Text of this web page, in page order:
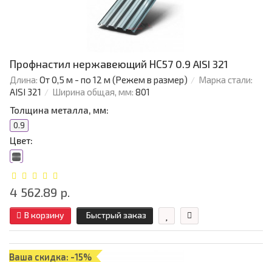
Профнастил нержавеющий НС57 0.9 AISI 321
Длина: От 0,5 м - по 12 м (Режем в размер)
Марка стали:
AISI 321
Ширина общая, мм: 801
Толщина металла, мм:
0.9
Цвет:
4 562.89 р.
В корзину Быстрый заказ
Ваша скидка: -15%